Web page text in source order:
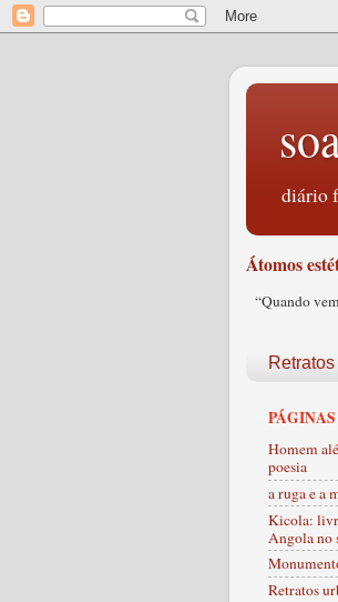
diário
Átomos
“Quando
PÁGINAS
Homem
poesia
a ruga e a
Kicola:
Angola no
Retratos